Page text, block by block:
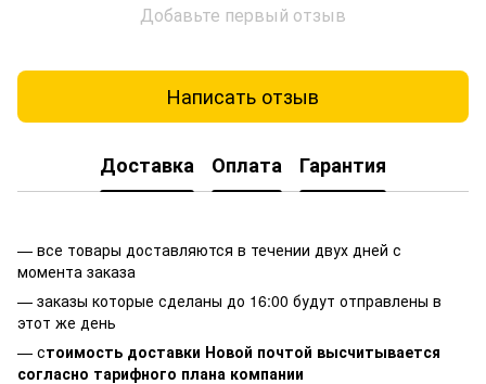
Добавьте первый отзыв
Написать отзыв
Доставка Оплата Гарантия
— все товары доставляются в течении двух дней с
момента заказа
— заказы которые сделаны до 16:00 будут отправлены в
этот же день
— стоимость доставки Новой почтой высчитывается
согласно тарифного плана компании